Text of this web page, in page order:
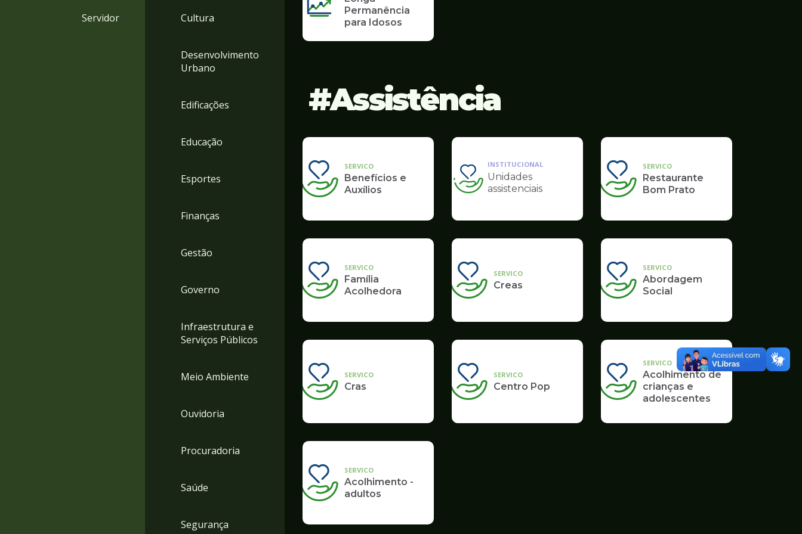
Servidor Cultura
Desenvolvimento
Urbano
Edificações
Educação
Esportes
Finanças
Gestão
Governo
Infraestrutura e
Serviços Públicos
Meio Ambiente
Ouvidoria
Procuradoria
Saúde
Segurança
Permanência
para Idosos
Assistência
SERVICO
Benefícios e
Auxílios
Ilustração
da
de
Assistência
INSTITUCIONAL
Unidades
assistenciais
SERVICO
Restaurante
Bom Prato
SERVICO
Família
Acolhedora
SERVICO
Creas
SERVICO
Abordagem
Social
SERVICO
Cras
SERVICO
Centro Pop
SERVICO
Acolhimento de
crianças e
adolescentes
SERVICO
Acolhimento -
adultos